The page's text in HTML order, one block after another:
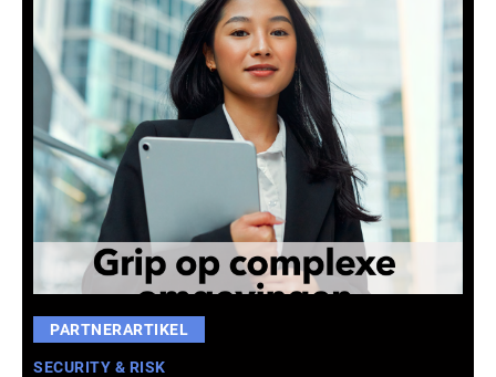
PARTNERARTIKEL
SECURITY & RISK